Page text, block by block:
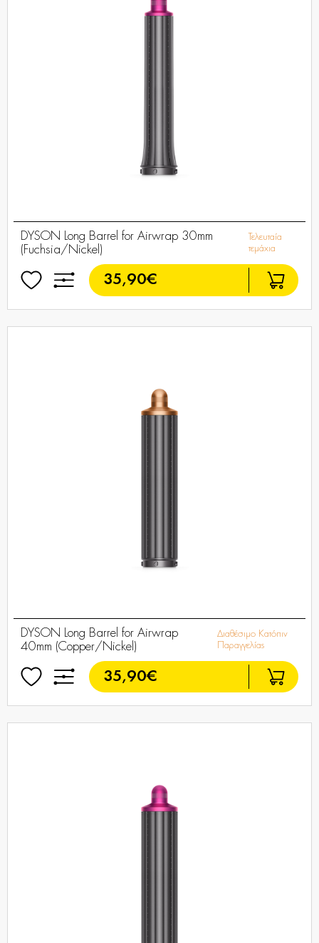
DYSON Long Barrel for Airwrap 30mm
(Fuchsia/Nickel)
Τελευταία
τεμάχια
35,90€
DYSON Long Barrel for Airwrap
40mm (Copper/Nickel)
Διαθέσιμο Κατόπιν
Παραγγελίας
35,90€